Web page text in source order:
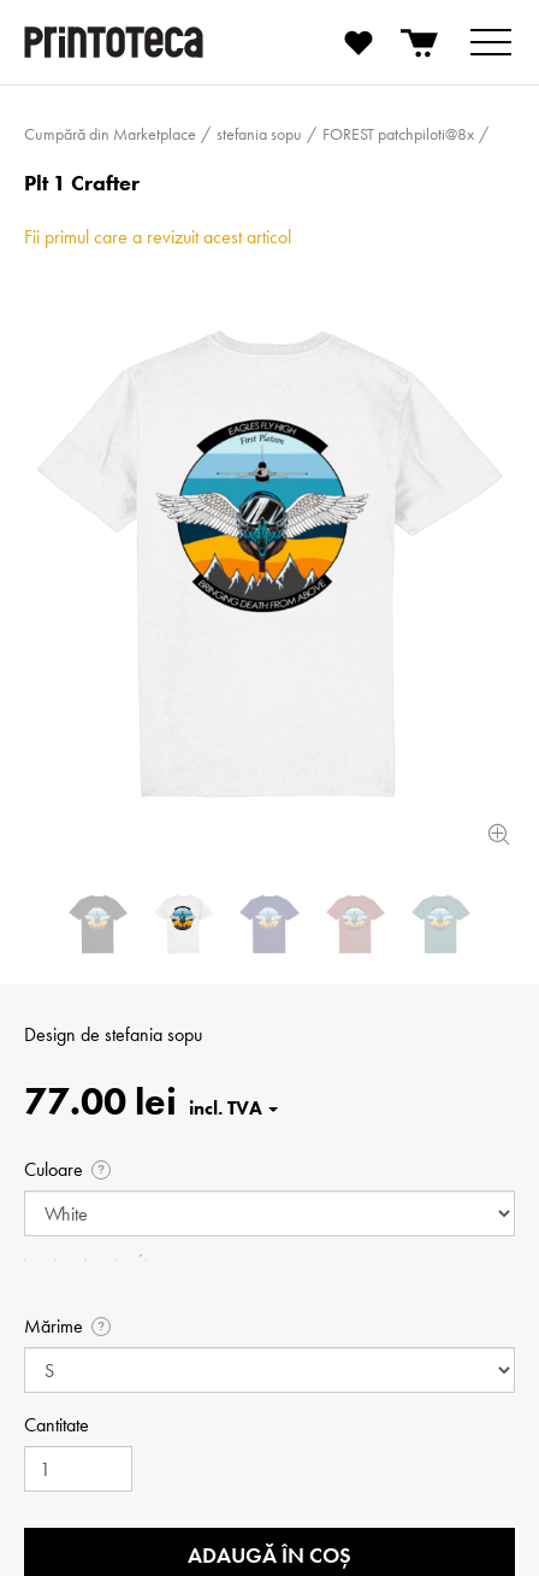
Cumpără din Marketplace stefania sopu FOREST patchpiloti@8x
Plt 1 Crafter
Fii primul care a revizuit acest articol
Design de stefania sopu
77.00 lei
Culoare ?
Mărime ?
Cantitate
ADAUGĂ ÎN COȘ